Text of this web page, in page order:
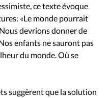
ce texte évoque
«Le monde pourrait
devrions donner de
enfants ne sauront pas
du monde. Où se
suggèrent que la solution